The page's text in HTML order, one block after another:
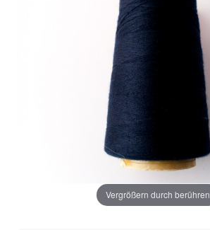
Vergrößern durch berühren